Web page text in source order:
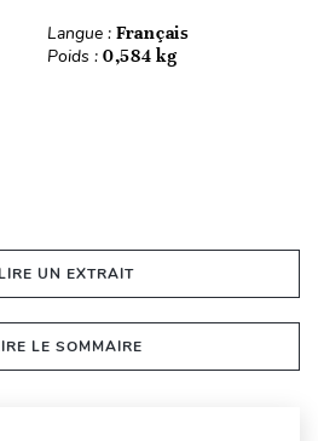
Langue : Français
Poids : 0,584 kg
LIRE UN EXTRAIT
LE SOMMAIRE